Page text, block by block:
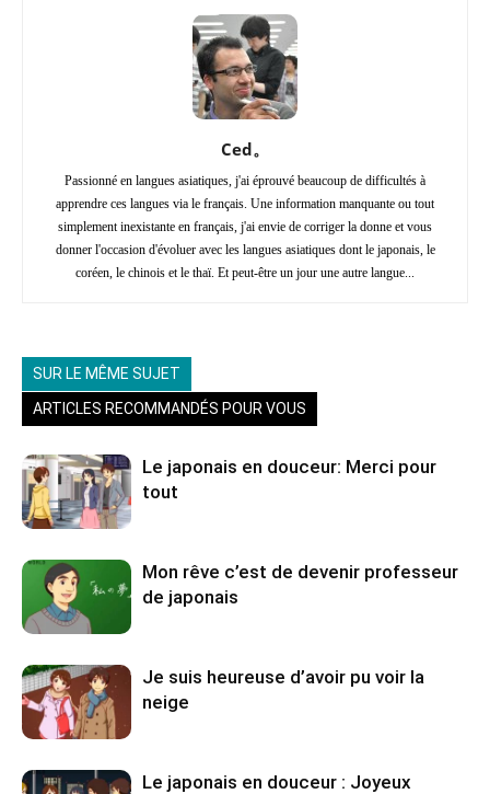
Ced。
Passionné en langues asiatiques, j'ai éprouvé beaucoup de difficultés à
apprendre ces langues via le français. Une information manquante ou tout
simplement inexistante en français, j'ai envie de corriger la donne et vous
donner l'occasion d'évoluer avec les langues asiatiques dont le japonais, le
coréen, le chinois et le thaï. Et peut-être un jour une autre langue...
SUR LE MÊME SUJET
ARTICLES RECOMMANDÉS POUR VOUS
Le japonais en douceur: Merci pour
tout
Mon rêve c’est de devenir professeur
de japonais
Je suis heureuse d’avoir pu voir la
neige
Le japonais en douceur : Joyeux